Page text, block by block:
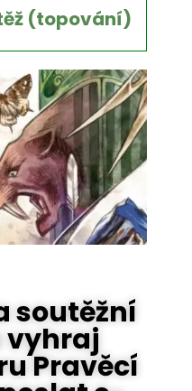
(topování)
soutěžní
vyhraj
Pravěcí